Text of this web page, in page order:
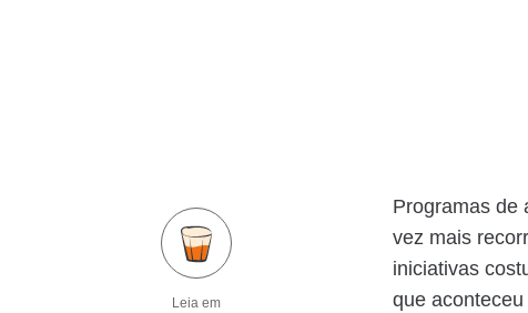
Leia em
Programas de
vez mais
iniciativas
que aconteceu